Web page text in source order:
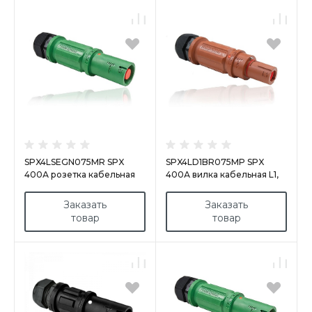
SPX4LSEGN075MR SPX
400А розетка кабельная
Заказать
товар
SPX4LD1BR075MP SPX
400А вилка кабельная L1,
Заказать
товар